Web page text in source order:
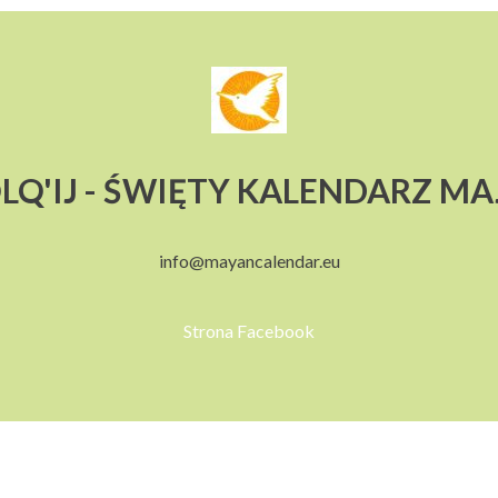
- ŚWIĘTY KALENDARZ
info@mayancalendar.eu
Strona Facebook